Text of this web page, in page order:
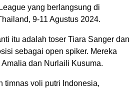
yang berlangsung di
9-11 Agustus 2024.
itu adalah toser Tiara Sanger dan
sebagai open spiker. Mereka
dan Nurlaili Kusuma.
timnas voli putri Indonesia,